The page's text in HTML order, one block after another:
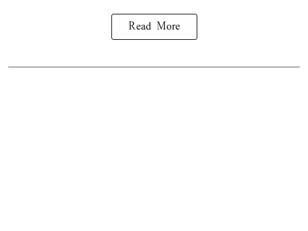
Read More